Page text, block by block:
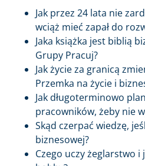
Jak przez 24 lata nie
wciąż mieć zapał do
Jaka książka jest biblią
Grupy Pracuj?
Jak życie za granicą
Przemka na życie i
Jak długoterminowo
pracowników, żeby nie
Skąd czerpać wiedzę,
biznesowej?
Czego uczy żeglarstwo i